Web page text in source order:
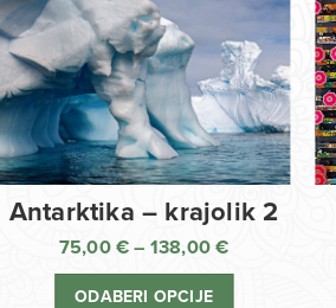
Antarktika – krajolik 2
75,00 € – 138,00€
ODABERI OPCIJE